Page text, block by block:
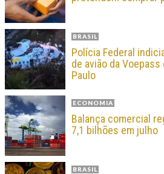
BRASIL
Polícia Federal
de avião da
Paulo
ECONOMIA
Balança comercial
7,1 bilhões em julho
BRASIL